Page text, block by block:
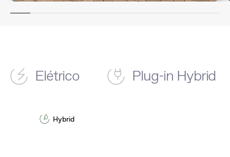
Elétrico Plug-in Hybrid
Hybrid